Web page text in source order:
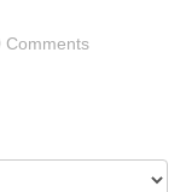
Comments